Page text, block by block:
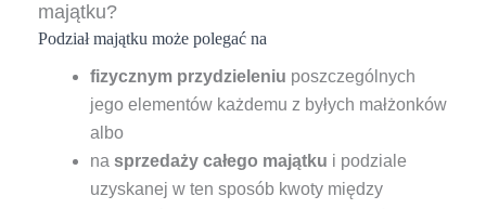
majątku?
Podział majątku może polegać na
fizycznym przydzieleniu poszczególnych
jego elementów każdemu z byłych małżonków
albo
na sprzedaży całego majątku i podziale
uzyskanej w ten sposób kwoty między